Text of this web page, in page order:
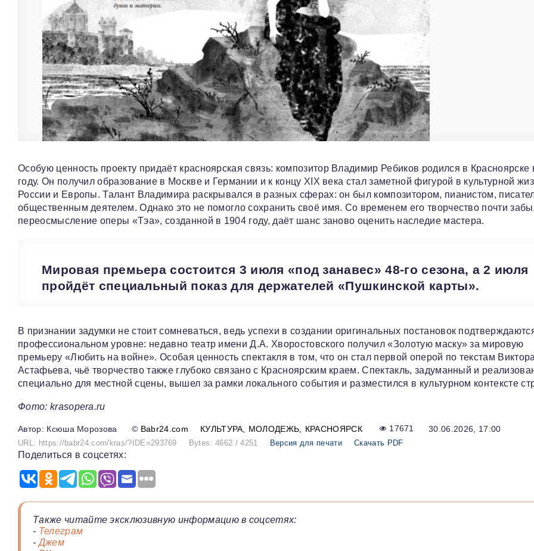
Особую ценность проекту придаёт красноярская связь: композитор Владимир Ребиков родился в Красноярске
году. Он получил образование в Москве и Германии и к концу XIX века стал заметной фигурой в культурной
России и Европы. Талант Владимира раскрывался в разных сферах: он был композитором, пианистом,
общественным деятелем. Однако это не помогло сохранить своё имя. Со временем его творчество почти
переосмысление оперы «Тэа», созданной в 1904 году, даёт шанс заново оценить наследие мастера.
Мировая премьера состоится 3 июля «под занавес» 48-го сезона, а 2 июля
пройдёт специальный показ для держателей «Пушкинской карты».
В признании задумки не стоит сомневаться, ведь успехи в создании оригинальных постановок
профессиональном уровне: недавно театр имени Д.А. Хворостовского получил «Золотую маску» за мировую
премьеру «Любить на войне». Особая ценность спектакля в том, что он стал первой оперой по текстам
Астафьева, чьё творчество также глубоко связано с Красноярским краем. Спектакль, задуманный и
специально для местной сцены, вышел за рамки локального события и разместился в культурном контексте
Фото: krasopera.ru
Ксюша Морозова © Babr24.com КУЛЬТУРА МОЛОДЕЖЬ КРАСНОЯРСК 17671 30.06.2026, 17:00
URL: https://babr24.com/kras/?IDE=293769 Bytes: 4662 / 4251 Версия для печати Скачать PDF
Поделиться в соцсетях:
Также читайте эксклюзивную информацию в соцсетях:
- Телеграм
-Джем